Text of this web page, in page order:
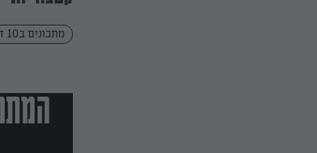
מתכונים ב10 דקות